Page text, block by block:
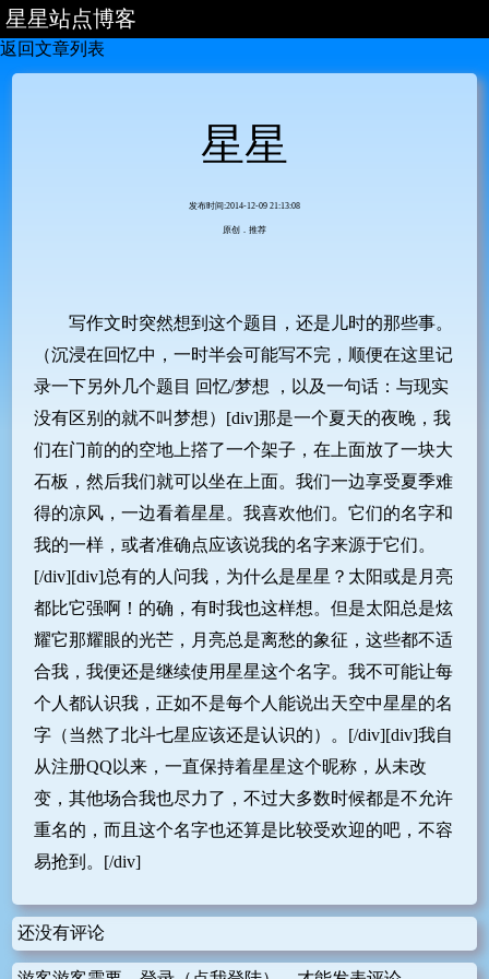
星星站点博客
首页
返回文章列表
星星
发布时间:2014-12-09 21:13:08
原创．推荐
写作文时突然想到这个题目，还是儿时的那些事。
（沉浸在回忆中，一时半会可能写不完，顺便在这里记
录一下另外几个题目 回忆/梦想 ，以及一句话：与现实
没有区别的就不叫梦想）[div]那是一个夏天的夜晚，我
们在门前的的空地上撘了一个架子，在上面放了一块大
石板，然后我们就可以坐在上面。我们一边享受夏季难
得的凉风，一边看着星星。我喜欢他们。它们的名字和
我的一样，或者准确点应该说我的名字来源于它们。
[/div][div]总有的人问我，为什么是星星？太阳或是月亮
都比它强啊！的确，有时我也这样想。但是太阳总是炫
耀它那耀眼的光芒，月亮总是离愁的象征，这些都不适
合我，我便还是继续使用星星这个名字。我不可能让每
个人都认识我，正如不是每个人能说出天空中星星的名
字（当然了北斗七星应该还是认识的）。[/div][div]我自
从注册QQ以来，一直保持着星星这个昵称，从未改
变，其他场合我也尽力了，不过大多数时候都是不允许
重名的，而且这个名字也还算是比较受欢迎的吧，不容
易抢到。[/div]
还没有评论